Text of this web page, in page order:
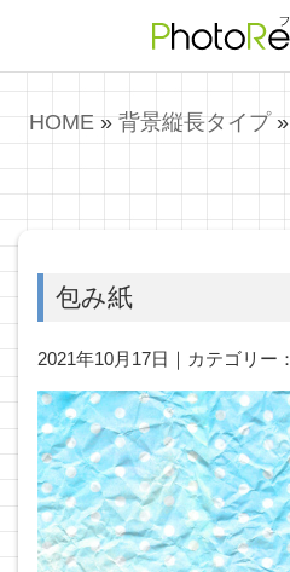
HOME » 背景縦長タイプ»
包み紙
2021年10月17日｜カテゴリー：